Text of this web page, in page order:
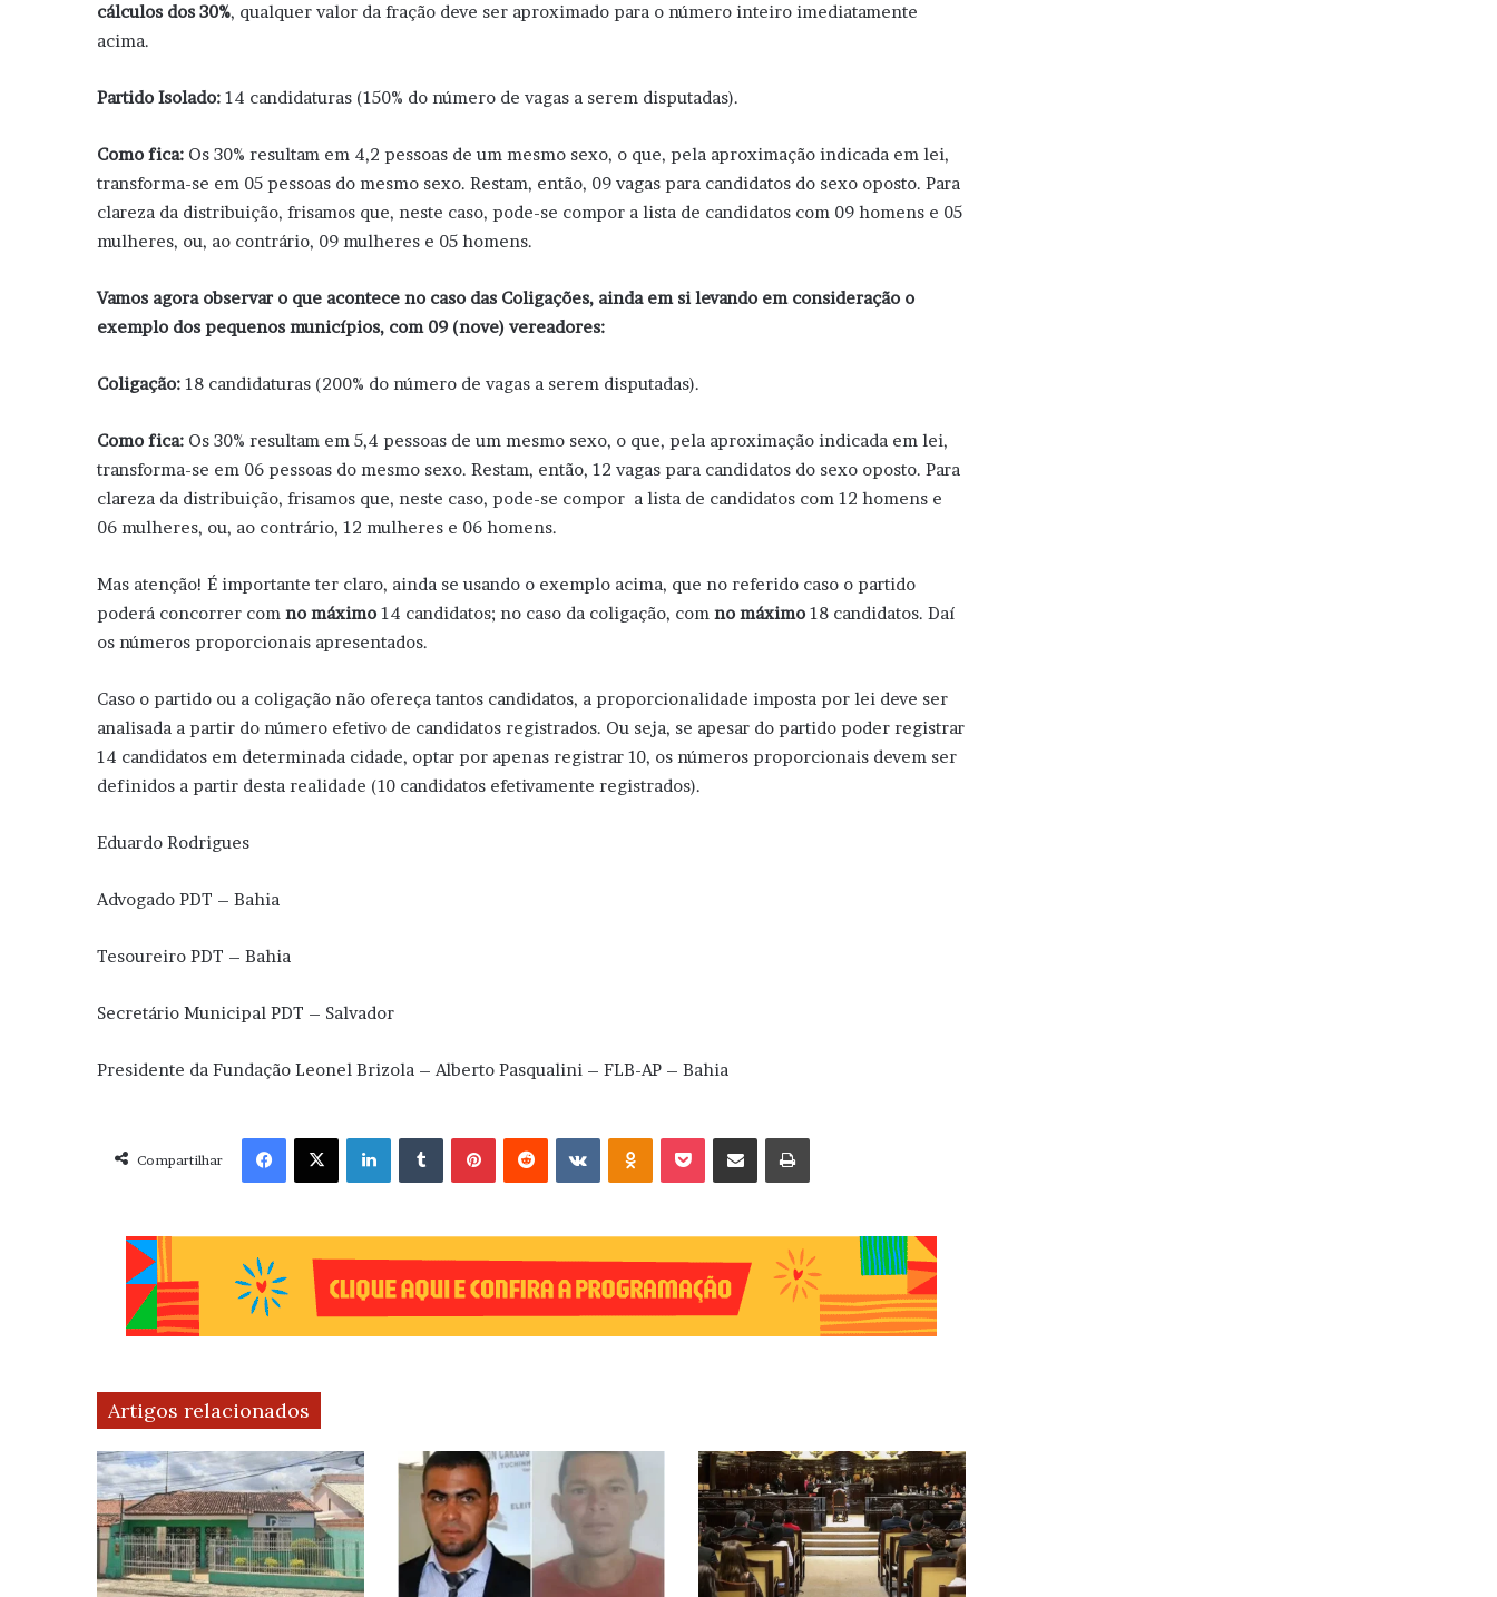
cálculos dos 30%, qualquer valor da fração deve ser aproximado para o número inteiro imediatamente
acima.
Partido Isolado: 14 candidaturas (150% do número de vagas a serem disputadas).
Como fica: Os 30% resultam em 4,2 pessoas de um mesmo sexo, o que, pela aproximação indicada em lei,
transforma-se em 05 pessoas do mesmo sexo. Restam, então, 09 vagas para candidatos do sexo oposto. Para
clareza da distribuição, frisamos que, neste caso, pode-se compor a lista de candidatos com 09 homens e 05
mulheres, ou, ao contrário, 09 mulheres e 05 homens.
Vamos agora observar o que acontece no caso das Coligações, ainda em si levando em consideração o
exemplo dos pequenos municípios, com 09 (nove) vereadores:
Coligação: 18 candidaturas (200% do número de vagas a serem disputadas).
Como fica: Os 30% resultam em 5,4 pessoas de um mesmo sexo, o que, pela aproximação indicada em lei,
transforma-se em 06 pessoas do mesmo sexo. Restam, então, 12 vagas para candidatos do sexo oposto. Para
clareza da distribuição, frisamos que, neste caso, pode-se compor a lista de candidatos com 12 homens e
06 mulheres, ou, ao contrário, 12 mulheres e 06 homens.
Mas atenção! É importante ter claro, ainda se usando o exemplo acima, que no referido caso o partido
poderá concorrer com no máximo 14 candidatos; no caso da coligação, com no máximo 18 candidatos. Daí
os números proporcionais apresentados.
Caso o partido ou a coligação não ofereça tantos candidatos, a proporcionalidade imposta por lei deve ser
analisada a partir do número efetivo de candidatos registrados. Ou seja, se apesar do partido poder registrar
14 candidatos em determinada cidade, optar por apenas registrar 10, os números proporcionais devem ser
definidos a partir desta realidade (10 candidatos efetivamente registrados).
Eduardo Rodrigues
Advogado PDT – Bahia
Tesoureiro PDT – Bahia
Secretário Municipal PDT – Salvador
Presidente da Fundação Leonel Brizola – Alberto Pasqualini – FLB-AP – Bahia
Compartilhar
Facebook X Linkedin VK OK
Artigos relacionados